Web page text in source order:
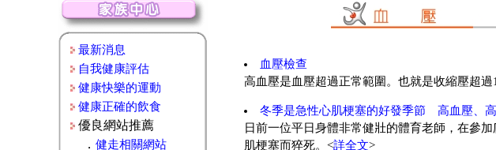
最新消息
自我健康評估
健康快樂的運動
健康正確的飲食
優良網站推薦
． 健走相關網站
血壓檢查
高血壓是血壓超過正常範圍。也就是收縮壓超
冬季是急性心肌梗塞的好發季節 高血壓、
日前一位平日身體非常健壯的體育老師，在參
肌梗塞而猝死。<詳全文>